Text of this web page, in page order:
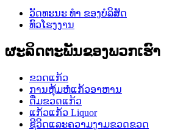
ວັດທະນະ ທຳ ຂອງບໍລິສັດ
ທົວໂຮງງານ
ຜະລິດຕະພັນຂອງພວກເຮົາ
ຂວດແກ້ວ
ການຫຸ້ມຫໍ່ແກ້ວອາຫານ
ດື່ມຂວດແກ້ວ
ແກ້ວແກ້ວ Liquor
ຊີວິດແລະຄວາມງາມຂວດຂວດ